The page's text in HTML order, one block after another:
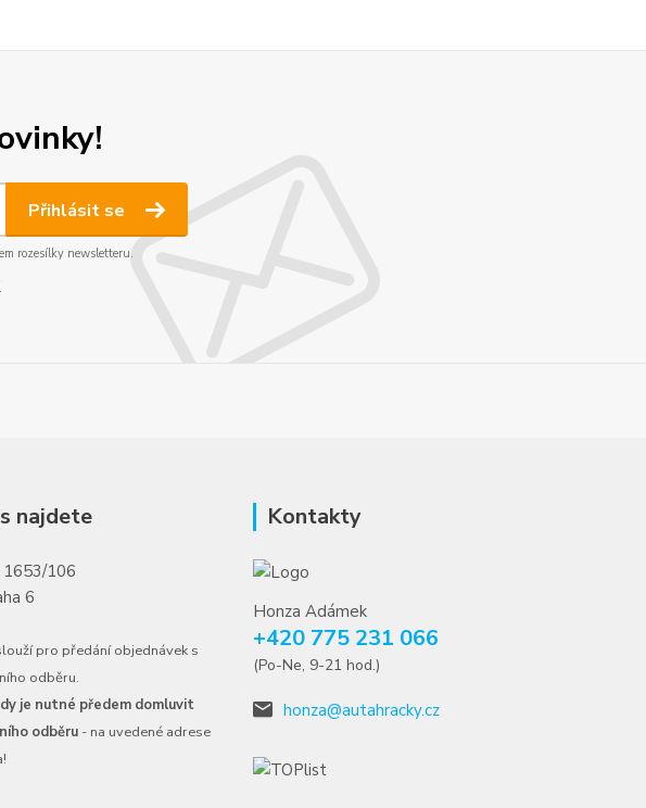
Přihlásit se
rozesílky newsletteru.
najdete
1653/106
6
pro předání objednávek s
odběru.
je nutné předem domluvit
odběru - na uvedené adrese
Kontakty
Honza Adámek
+420 775 231 066
(Po-Ne, 9-21 hod.)
honza@autahracky.cz